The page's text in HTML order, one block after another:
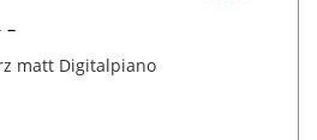
-
matt Digitalpiano